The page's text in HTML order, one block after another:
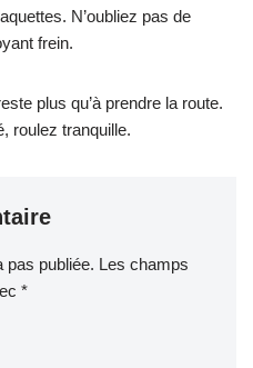
N’oubliez pas de
frein.
plus qu’à prendre la route.
roulez tranquille.
pas publiée. Les champs
*